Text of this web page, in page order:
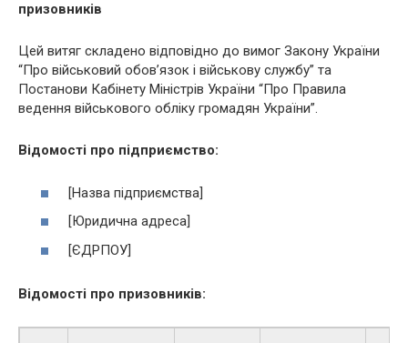
призовників
Цей витяг складено відповідно до вимог Закону України
“Про військовий обов’язок і військову службу” та
Постанови Кабінету Міністрів України “Про Правила
ведення військового обліку громадян України”.
Відомості про підприємство:
[Назва підприємства]
[Юридична адреса]
[ЄДРПОУ]
Відомості про призовників: